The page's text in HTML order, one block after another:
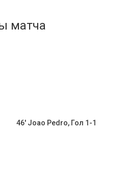
матча
46' Joao Pedro, Гол 1-1